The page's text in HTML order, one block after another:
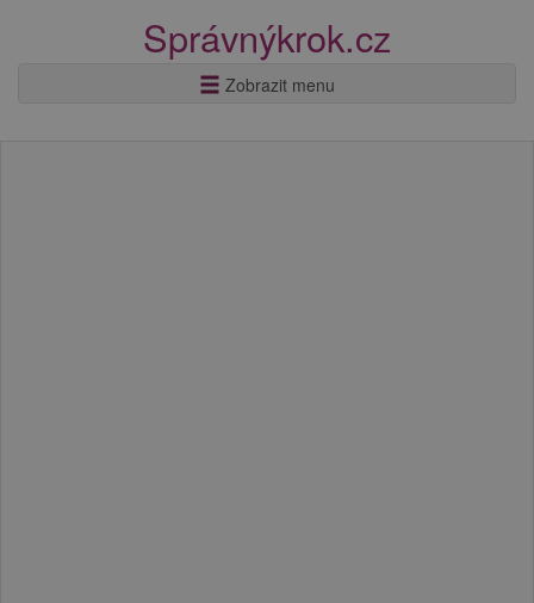
Správnýkrok.cz
Zobrazit menu